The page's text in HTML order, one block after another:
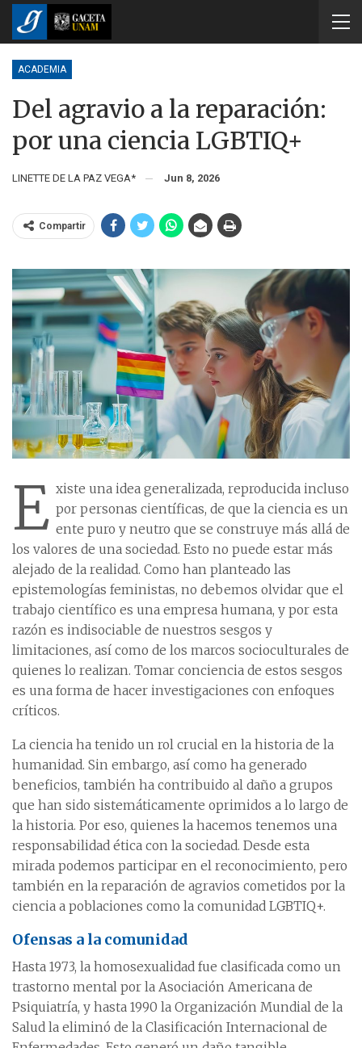
ACADEMIA
Del agravio a la reparación:
por una ciencia LGBTIQ+
LINETTE DE LA PAZ VEGA* Jun 8, 2026
Compartir
E xiste una idea generalizada, reproducida incluso
por personas científicas, de que la ciencia es un
ente puro y neutro que se construye más allá de
los valores de una sociedad. Esto no puede estar más
alejado de la realidad. Como han planteado las
epistemologías feministas, no debemos olvidar que el
trabajo científico es una empresa humana, y por esta
razón es indisociable de nuestros sesgos y
limitaciones, así como de los marcos socioculturales de
quienes lo realizan. Tomar conciencia de estos sesgos
es una forma de hacer investigaciones con enfoques
críticos.
La ciencia ha tenido un rol crucial en la historia de la
humanidad. Sin embargo, así como ha generado
beneficios, también ha contribuido al daño a grupos
que han sido sistemáticamente oprimidos a lo largo de
la historia. Por eso, quienes la hacemos tenemos una
responsabilidad ética con la sociedad. Desde esta
mirada podemos participar en el reconocimiento, pero
también en la reparación de agravios cometidos por la
ciencia a poblaciones como la comunidad LGBTIQ+.
Ofensas a la comunidad
Hasta 1973, la homosexualidad fue clasificada como un
trastorno mental por la Asociación Americana de
Psiquiatría, y hasta 1990 la Organización Mundial de la
Salud la eliminó de la Clasificación Internacional de